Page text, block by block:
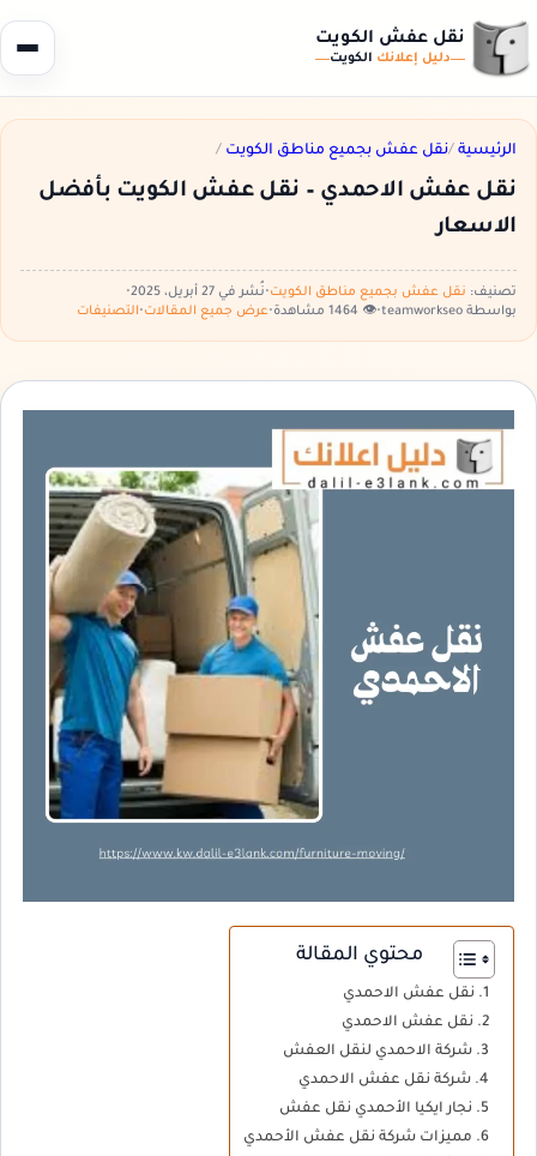
نقل عفش الكويت
دليل إعلانك الكويت
الرئيسية /نقل عفش بجميع مناطق الكويت /
نقل عفش الاحمدي – نقل عفش الكويت بأفضل
الاسعار
تصنيف: نقل عفش بجميع مناطق الكويت•نُشر في 27 أبريل، 2025
•
بواسطة teamworkseo
•👁️ 1464 مشاهدة •عرض جميع المقالات•التصنيفات
محتوي المقالة
نقل عفش الاحمدي
نقل عفش الاحمدي
شركة الاحمدي لنقل العفش
شركة نقل عفش الاحمدي
نجار ايكيا الأحمدي نقل عفش
مميزات شركة نقل عفش الأحمدي